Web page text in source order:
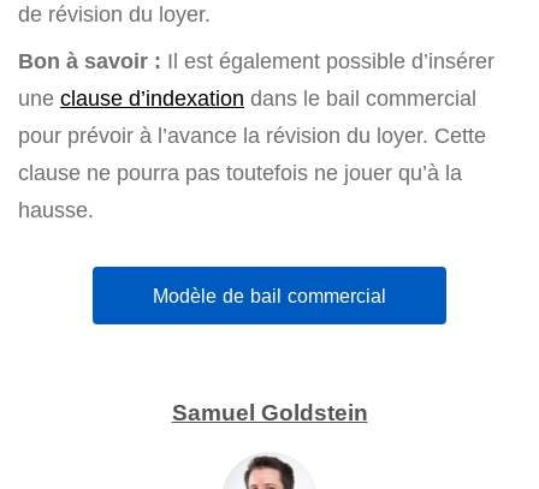
de révision du loyer.
Bon à savoir : Il est également possible d’insérer
une clause d’indexation dans le bail commercial
pour prévoir à l’avance la révision du loyer. Cette
clause ne pourra pas toutefois ne jouer qu’à la
hausse.
Modèle de bail commercial
Samuel Goldstein